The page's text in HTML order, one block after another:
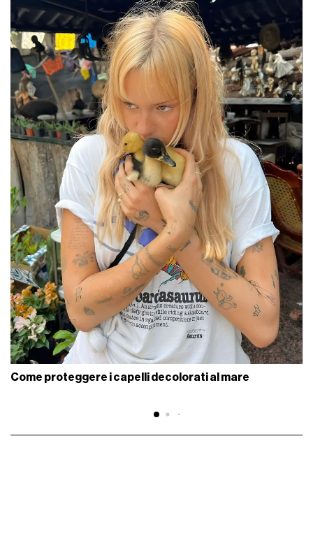
Come proteggere i capelli decolorati al mare